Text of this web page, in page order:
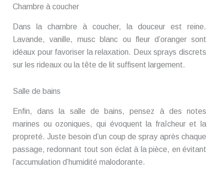
Chambre à coucher
Dans la chambre à coucher, la douceur est reine.
Lavande, vanille, musc blanc ou fleur d’oranger sont
idéaux pour favoriser la relaxation. Deux sprays discrets
sur les rideaux ou la tête de lit suffisent largement.
Salle de bains
Enfin, dans la salle de bains, pensez à des notes
marines ou ozoniques, qui évoquent la fraîcheur et la
propreté. Juste besoin d’un coup de spray après chaque
passage, redonnant tout son éclat à la pièce, en évitant
l’accumulation d’humidité malodorante.